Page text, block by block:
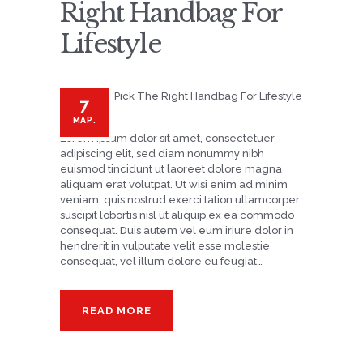
Right Handbag For
Lifestyle
7
МАР.
Lorem ipsum dolor sit amet, consectetuer
adipiscing elit, sed diam nonummy nibh
euismod tincidunt ut laoreet dolore magna
aliquam erat volutpat. Ut wisi enim ad minim
veniam, quis nostrud exerci tation ullamcorper
suscipit lobortis nisl ut aliquip ex ea commodo
consequat. Duis autem vel eum iriure dolor in
hendrerit in vulputate velit esse molestie
consequat, vel illum dolore eu feugiat…
READ MORE